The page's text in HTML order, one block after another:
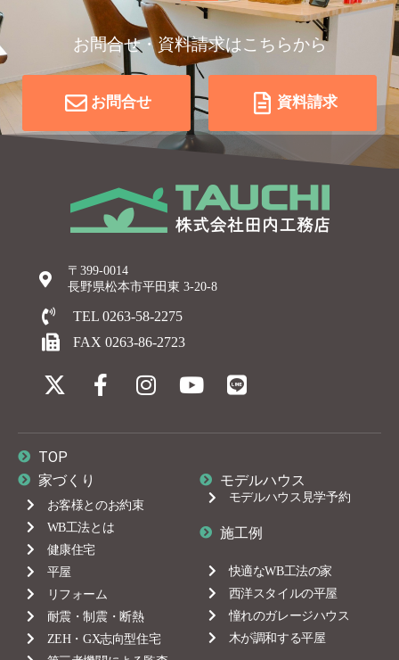
お問合せ・資料請求はこちらから
お問合せ 資料請求
〒399-0014
長野県松本市平田東 3-20-8
TEL 0263-58-2275
FAX 0263-86-2723
TOP
家づくり
お客様とのお約束
WB工法とは
健康住宅
平屋
リフォーム
耐震・制震・断熱
ZEH・GX志向型住宅
モデルハウス
モデルハウス見学予約
施工例
快適なWB工法の家
西洋スタイルの平屋
憧れのガレージハウス
木が調和する平屋